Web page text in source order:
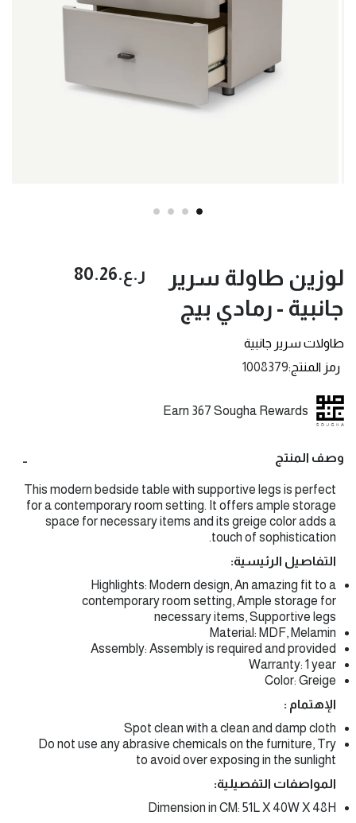
لوزين طاولة سرير
جانبية - رمادي بيج
طاولات سرير جانبية
رمز المنتج 1008379
ر.ع.‏80.26
Earn 367 Sougha Rewards
وصف المنتج
This modern bedside table with supportive legs is perfect
for a contemporary room setting. It offers ample storage
space for necessary items and its greige color adds a
touch of sophistication.
التفاصيل الرئيسية:
Highlights: Modern design, An amazing fit to a
contemporary room setting, Ample storage for
necessary items, Supportive legs
Material: MDF, Melamin
Assembly: Assembly is required and provided
Warranty: 1 year
Color: Greige
الإهتمام :
Spot clean with a clean and damp cloth
Do not use any abrasive chemicals on the furniture, Try
to avoid over exposing in the sunlight
المواصفات التفصيلية:
Dimension in CM: 51L X 40W X 48H